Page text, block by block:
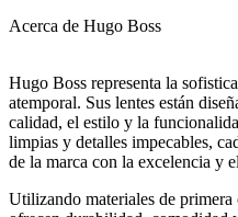
Acerca de Hugo Boss
Hugo Boss representa la
atemporal. Sus lentes están
calidad, el estilo y la
limpias y detalles impecables,
de la marca con la excelencia y
Utilizando materiales de